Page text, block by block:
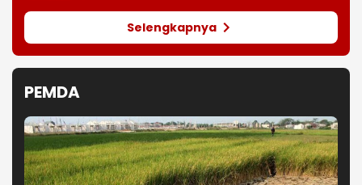
Selengkapnya
PEMDA